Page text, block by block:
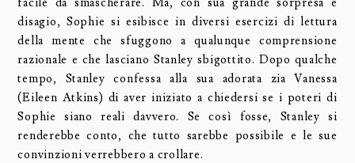
disagio, Sophie si esibisce in diversi esercizi di lettura
della mente che sfuggono a qualunque comprensione
razionale e che lasciano Stanley sbigottito. Dopo qualche
tempo, Stanley confessa alla sua adorata zia Vanessa
(Eileen Atkins) di aver iniziato a chiedersi se i poteri di
Sophie siano reali davvero. Se così fosse, Stanley si
renderebbe conto, che tutto sarebbe possibile e le sue
convinzioni verrebbero a crollare.